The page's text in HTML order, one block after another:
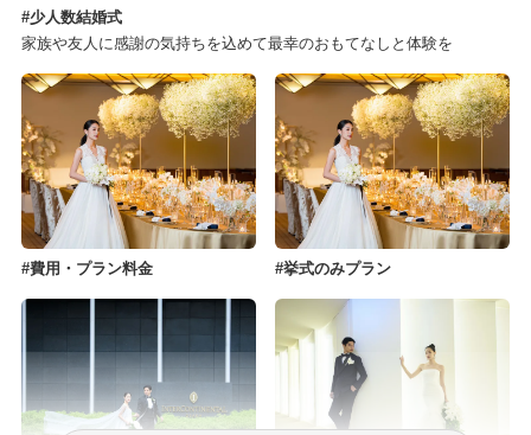
少人数結婚式
家族や友人に感謝の気持ちを込めて最幸のおもてなしと体験を
費用・プラン料金 挙式のみプラン